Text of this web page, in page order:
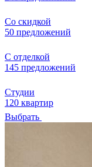
Со скидкой
50 предложений
С отделкой
145 предложений
Студии
120 квартир
Выбрать